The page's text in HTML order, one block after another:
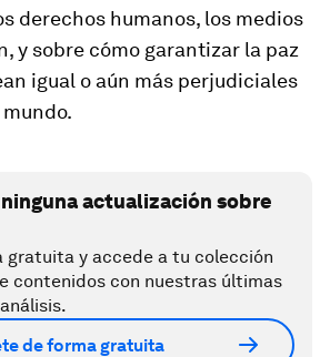
derechos humanos, los medios
y sobre cómo garantizar la paz
igual o aún más perjudiciales
actualización sobre
gratuita y accede a tu colección
contenidos con nuestras últimas
de forma gratuita